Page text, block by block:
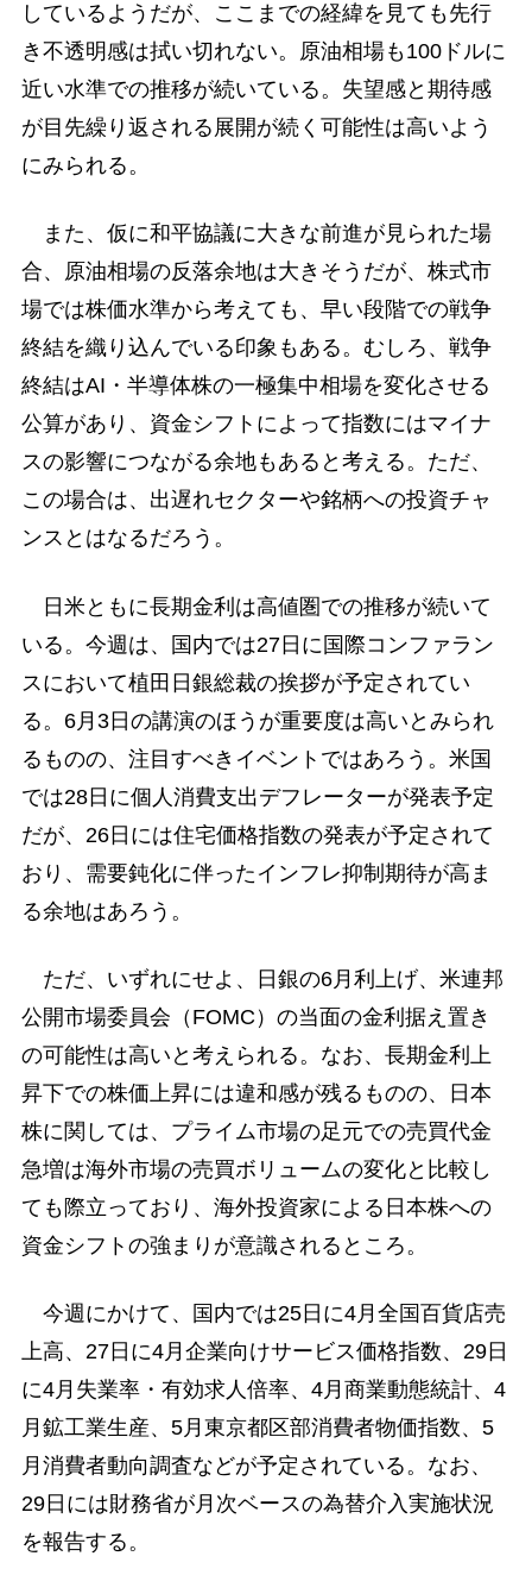
しているようだが、ここまでの経緯を見ても先行
き不透明感は拭い切れない。原油相場も100ドルに
近い水準での推移が続いている。失望感と期待感
が目先繰り返される展開が続く可能性は高いよう
にみられる。
また、仮に和平協議に大きな前進が見られた場
合、原油相場の反落余地は大きそうだが、株式市
場では株価水準から考えても、早い段階での戦争
終結を織り込んでいる印象もある。むしろ、戦争
終結はAI・半導体株の一極集中相場を変化させる
公算があり、資金シフトによって指数にはマイナ
スの影響につながる余地もあると考える。ただ、
この場合は、出遅れセクターや銘柄への投資チャ
ンスとはなるだろう。
日米ともに長期金利は高値圏での推移が続いて
いる。今週は、国内では27日に国際コンファラン
スにおいて植田日銀総裁の挨拶が予定されてい
る。6月3日の講演のほうが重要度は高いとみられ
るものの、注目すべきイベントではあろう。米国
では28日に個人消費支出デフレーターが発表予定
だが、26日には住宅価格指数の発表が予定されて
おり、需要鈍化に伴ったインフレ抑制期待が高ま
る余地はあろう。
ただ、いずれにせよ、日銀の6月利上げ、米連邦
公開市場委員会（FOMC）の当面の金利据え置き
の可能性は高いと考えられる。なお、長期金利上
昇下での株価上昇には違和感が残るものの、日本
株に関しては、プライム市場の足元での売買代金
急増は海外市場の売買ボリュームの変化と比較し
ても際立っており、海外投資家による日本株への
資金シフトの強まりが意識されるところ。
今週にかけて、国内では25日に4月全国百貨店売
上高、27日に4月企業向けサービス価格指数、29日
に4月失業率・有効求人倍率、4月商業動態統計、4
月鉱工業生産、5月東京都区部消費者物価指数、5
月消費者動向調査などが予定されている。なお、
29日には財務省が月次ベースの為替介入実施状況
を報告する。